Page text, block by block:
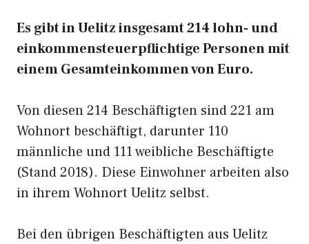
Es gibt in Uelitz insgesamt 214 lohn- und
einkommensteuerpflichtige Personen mit
einem Gesamteinkommen von Euro.
Von diesen 214 Beschäftigten sind 221 am
Wohnort beschäftigt, darunter 110
männliche und 111 weibliche Beschäftigte
(Stand 2018). Diese Einwohner arbeiten also
in ihrem Wohnort Uelitz selbst.
Bei den übrigen Beschäftigten aus Uelitz